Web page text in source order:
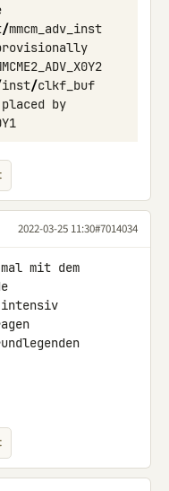
/mmcm_adv_inst
inst/clkf_buf
placed by
2022-03-25 11:30#7014034
mit dem
intensiv